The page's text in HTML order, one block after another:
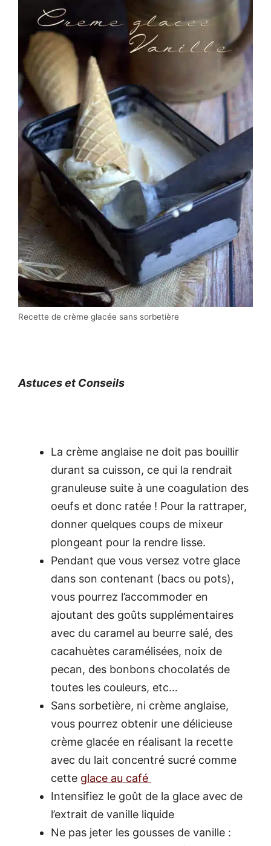
Recette de crème glacée sans sorbetière
Astuces et Conseils
La crème anglaise ne doit pas bouillir
durant sa cuisson, ce qui la rendrait
granuleuse suite à une coagulation des
oeufs et donc ratée ! Pour la rattraper,
donner quelques coups de mixeur
plongeant pour la rendre lisse.
Pendant que vous versez votre glace
dans son contenant (bacs ou pots),
vous pourrez l’accommoder en
ajoutant des goûts supplémentaires
avec du caramel au beurre salé, des
cacahuètes caramélisées, noix de
pecan, des bonbons chocolatés de
toutes les couleurs, etc…
Sans sorbetière, ni crème anglaise,
vous pourrez obtenir une délicieuse
crème glacée en réalisant la recette
avec du lait concentré sucré comme
cette glace au café
Intensifiez le goût de la glace avec de
l’extrait de vanille liquide
Ne pas jeter les gousses de vanille :